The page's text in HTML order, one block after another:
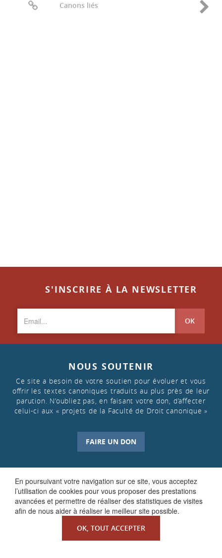
En poursuivant votre navigation sur ce site, vous acceptez
l’utilisation de cookies pour vous proposer des prestations
avancées et permettre de réaliser des statistiques de visites
afin de nous aider à réaliser le meilleur site possible.
OK, TOUT ACCEPTER
Canons liés
S'INSCRIRE À LA NEWSLETTER
OK
NOUS SOUTENIR
Ce site a besoin de votre soutien pour évoluer et vous
offrir les textes canoniques traduits au plus près de leur
parution. N’oubliez pas, en faisant votre don, d’affecter
celui-ci aux « projets de la Faculté de Droit canonique »
FAIRE UN DON